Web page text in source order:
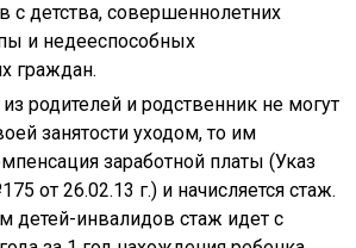
с детства, совершеннолетних
и недееспособных
граждан.
родителей и родственник не могут
занятости уходом, то им
заработной платы (Указ
от 26.02.13 г.) и начисляется стаж.
детей-инвалидов стаж идет с